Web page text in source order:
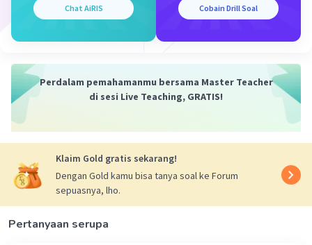
Penyelesaian :
W = q. V
Jadi, besar beda potensial antara ujung-ujung
Beri Rating·0.0( 0) Balas
Chat AiRIS Cobain Drill Soal
Perdalam pemahamanmu bersama Master Teacher
di sesi Live Teaching, GRATIS!
Klaim Gold gratis sekarang!
Dengan Gold kamu bisa tanya soal ke Forum
sepuasnya, lho.
Pertanyaan serupa